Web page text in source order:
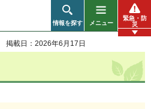
情報を探す メニュー
緊急・防
災
掲載日：2026年6月17日